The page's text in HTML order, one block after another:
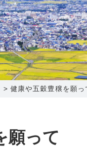
960-8252
島県福島市御山字一本松17-1-
0120-173-577
営業時間 9:15～18:00
> 健康や五穀豊穣を願っ
願って